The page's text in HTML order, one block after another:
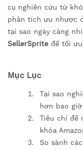
cụ nghiên cứu từ
phân tích ưu nhược
tại sao ngày càng
SellerSprite để tối
Mục Lục
Tại sao
hơn bao
Tiêu chí để
khóa
So sánh